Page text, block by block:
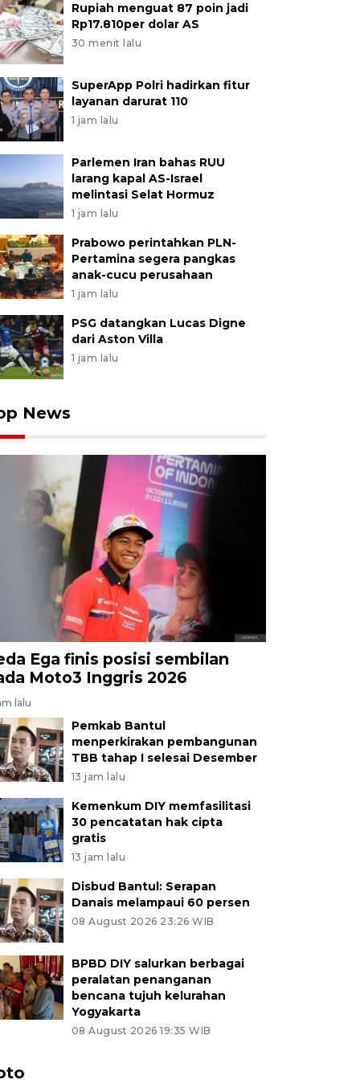
Rupiah menguat 87 poin jadi
Rp17.810per dolar AS
30 menit lalu
SuperApp Polri hadirkan fitur
layanan darurat 110
1 jam lalu
Parlemen Iran bahas RUU
larang kapal AS-Israel
melintasi Selat Hormuz
1 jam lalu
Prabowo perintahkan PLN-
Pertamina segera pangkas
anak-cucu perusahaan
1 jam lalu
PSG datangkan Lucas Digne
dari Aston Villa
1 jam lalu
News
Ega finis posisi sembilan
Moto3 Inggris 2026
lalu
Pemkab Bantul
menperkirakan pembangunan
TBB tahap I selesai Desember
13 jam lalu
Kemenkum DIY memfasilitasi
30 pencatatan hak cipta
gratis
13 jam lalu
Disbud Bantul: Serapan
Danais melampaui 60 persen
08 August 2026 23:26 WIB
BPBD DIY salurkan berbagai
peralatan penanganan
bencana tujuh kelurahan
Yogyakarta
08 August 2026 19:35 WIB